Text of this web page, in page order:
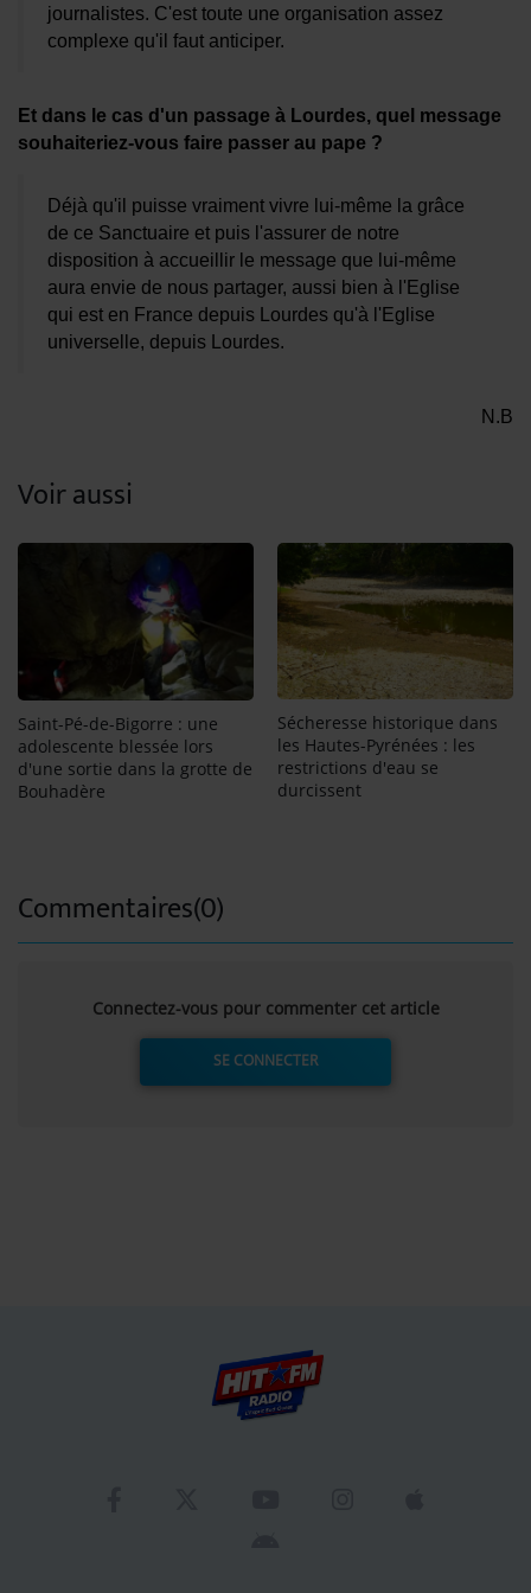
journalistes. C'est toute une organisation assez
complexe qu'il faut anticiper.
Et dans le cas d'un passage à Lourdes, quel message
souhaiteriez-vous faire passer au pape ?
Déjà qu'il puisse vraiment vivre lui-même la grâce
de ce Sanctuaire et puis l'assurer de notre
disposition à accueillir le message que lui-même
aura envie de nous partager, aussi bien à l'Eglise
qui est en France depuis Lourdes qu'à l'Eglise
universelle, depuis Lourdes.
N.B
Voir aussi
Saint-Pé-de-Bigorre : une
adolescente blessée lors
d'une sortie dans la grotte de
Bouhadère
Sécheresse historique dans
les Hautes-Pyrénées : les
restrictions d'eau se
durcissent
Commentaires(0)
Connectez-vous pour commenter cet article
SE CONNECTER